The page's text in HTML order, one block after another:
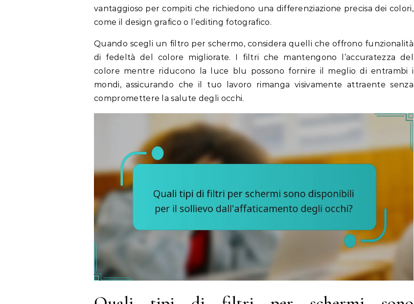
vantaggioso per compiti che richiedono una differenziazione precisa dei colori,
come il design grafico o l’editing fotografico.
Quando scegli un filtro per schermo, considera quelli che offrono funzionalità
di fedeltà del colore migliorate. I filtri che mantengono l’accuratezza del
colore mentre riducono la luce blu possono fornire il meglio di entrambi i
mondi, assicurando che il tuo lavoro rimanga visivamente attraente senza
compromettere la salute degli occhi.